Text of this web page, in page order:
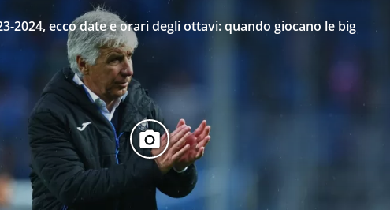
2024, ecco date e orari degli ottavi: quando giocano le big